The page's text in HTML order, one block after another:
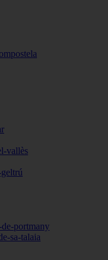
vallès
portmany
sa-talaia